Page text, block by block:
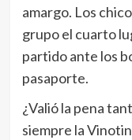
amargo. Los
grupo el cuarto
partido ante los
pasaporte.
¿Valió la pena
siempre la